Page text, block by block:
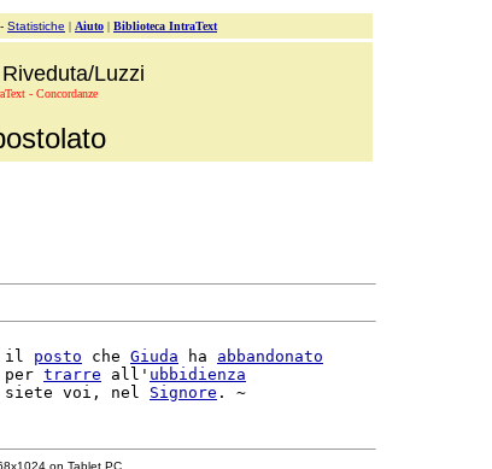
- Statistiche | Aiuto | Biblioteca IntraText
Luzzi
- Concordanze
il posto che Giuda ha abbandonato
per trarre all' ubbidienza
siete voi, nel Signore
on Tablet PC